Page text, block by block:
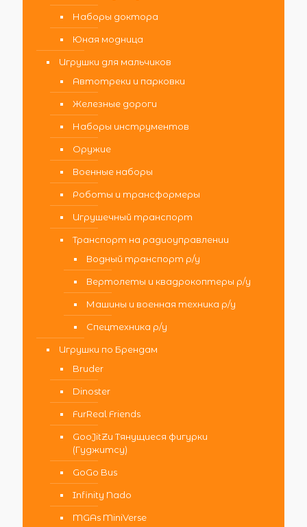
Наборы доктора
Юная модница
Игрушки для мальчиков
Автотреки и парковки
Железные дороги
Наборы инструментов
Оружие
Военные наборы
Роботы и трансформеры
Игрушечный транспорт
Транспорт на радиоуправлении
Водный транспорт р/у
Вертолеты и квадрокоптеры р/у
Машины и военная техника р/у
Спецтехника р/у
Игрушки по Брендам
Bruder
Dinoster
FurReal Friends
GooJitZu Тянущиеся фигурки
(Гуджитсу)
GoGo Bus
Infinity Nado
MGAs MiniVerse